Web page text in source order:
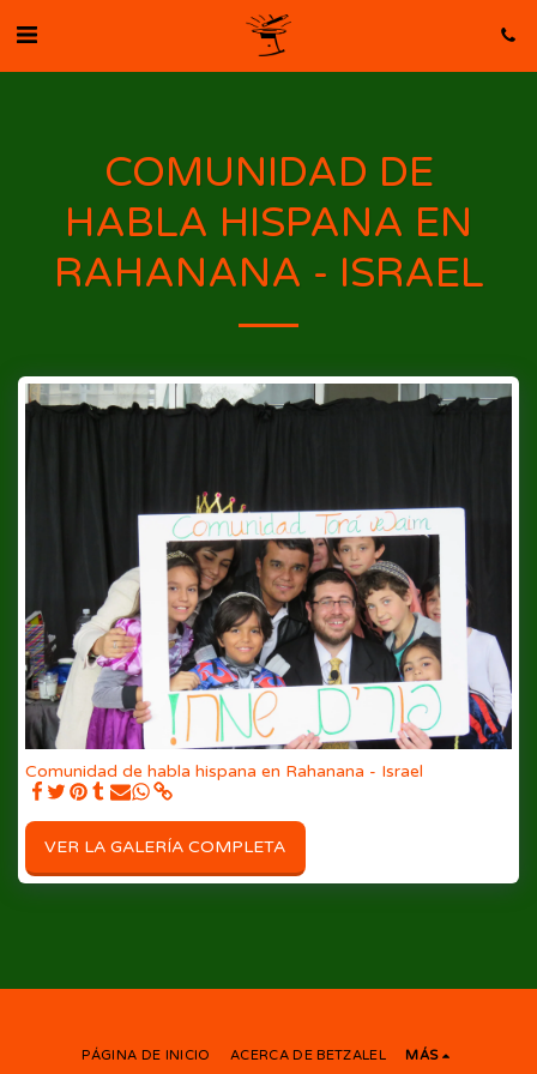
COMUNIDAD DE
HABLA HISPANA EN
RAHANANA - ISRAEL
Comunidad de habla hispana en Rahanana - Israel
VER LA GALERÍA COMPLETA
PÁGINA DE INICIO ACERCA DE BETZALEL MÁS